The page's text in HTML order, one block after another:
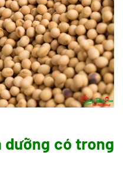
dưỡng có trong